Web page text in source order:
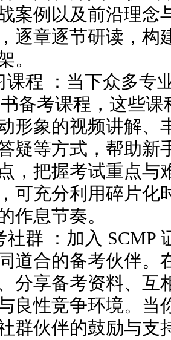
案例以及前沿理念
逐章逐节研读，构
。
课程 ：当下众多专
备考课程，这些
形象的视频讲解、
疑等方式，帮助新
，把握考试重点与
可充分利用碎片化
作息节奏。
社群 ：加入 SCMP
道合的备考伙伴。
分享备考资料、互
良性竞争环境。当
群伙伴的鼓励与支